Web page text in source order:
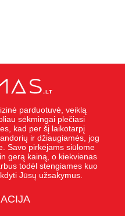
parduotuvė, veiklą
sėkmingai plečiasi
kad per šį laikotarpį
ir džiaugiamės, jog
Savo pirkėjams siūlome
gerą kainą, o kiekvienas
todėl stengiames kuo
Jūsų užsakymus.